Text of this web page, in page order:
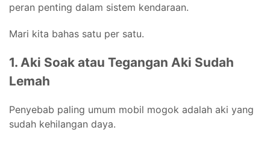
peran penting dalam sistem kendaraan.
Mari kita bahas satu per satu.
1. Aki Soak atau Tegangan Aki Sudah
Lemah
Penyebab paling umum mobil mogok adalah aki yang
sudah kehilangan daya.